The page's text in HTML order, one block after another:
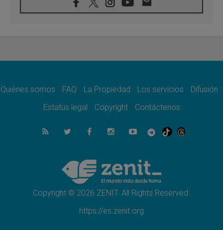
08.08.2026
León XIV visitará el Santuario de la Madre
07.08.2026
07.08.2026
el compromiso del cristiano"
La matanza de niños en Gaza no cesa: 300
muertos en 300 días
Tagle: La guerra desfigura el mundo, solo la
revelación de Dios lo transfigura
Quiénes somos FAQ La Propiedad Los servicios
Difusión
Estatus legal
Copyright Contáctenos
Copyright © 2026 ZENIT. All Rights Reserved.
https://es.zenit.org